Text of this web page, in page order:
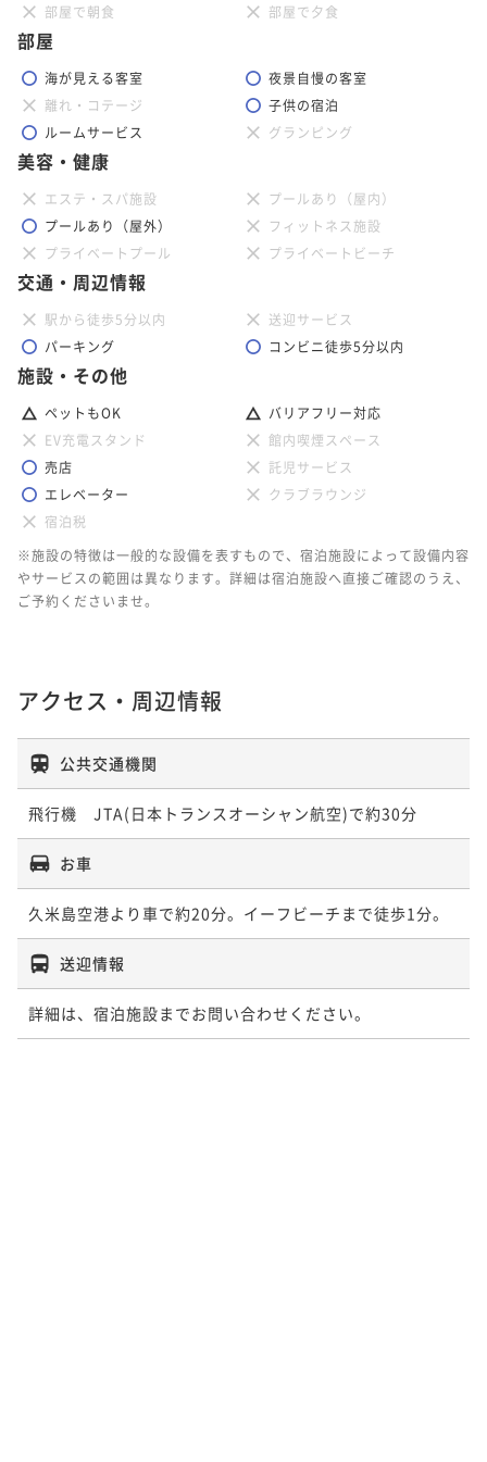
部屋で朝食 部屋で夕食
部屋
海が見える客室
夜景自慢の客室
離れ・コテージ
子供の宿泊
ルームサービス
グランピング
美容・健康
エステ・スパ施設
プールあり（屋内）
プールあり（屋外）
フィットネス施設
プライベートプール
プライベートビーチ
交通・周辺情報
駅から徒歩5分以内
送迎サービス
パーキング
コンビニ徒歩5分以内
施設・その他
ペットもOK
バリアフリー対応
EV充電スタンド
館内喫煙スペース
売店
託児サービス
エレベーター
クラブラウンジ
宿泊税
※施設の特徴は一般的な設備を表すもので、宿泊施設によって設備内容
やサービスの範囲は異なります。詳細は宿泊施設へ直接ご確認のうえ、
ご予約くださいませ。
アクセス・周辺情報
公共交通機関
飛行機　JTA(日本トランスオーシャン航空)で約30分
お車
送迎情報
詳細は、宿泊施設までお問い合わせください。